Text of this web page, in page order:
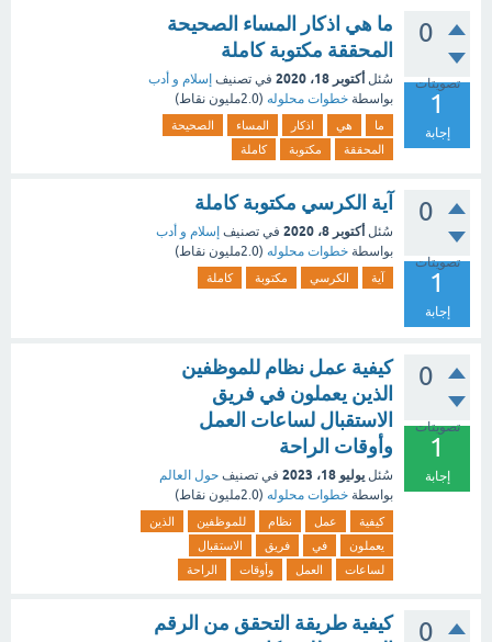
0
تصويتات
1
إجابة
ما هي اذكار المساء الصحيحة
المحققة مكتوبة كاملة
سُئل أكتوبر 18، 2020 في تصنيف إسلام و أدب
بواسطة خطوات محلوله (2.0مليون نقاط)
ما هي اذكار المساء
الصحيحة
المحققة
مكتوبة كاملة
0
تصويتات
1
إجابة
آية الكرسي مكتوبة كاملة
سُئل أكتوبر 8، 2020 في تصنيف إسلام و أدب
بواسطة خطوات محلوله (2.0مليون نقاط)
آية الكرسي مكتوبة كاملة
0
تصويتات
1
إجابة
كيفية عمل نظام للموظفين
الذين يعملون في فريق
الاستقبال لساعات العمل
وأوقات الراحة
سُئل يوليو 18، 2023 في تصنيف حول العالم
بواسطة خطوات محلوله (2.0مليون نقاط)
كيفية عمل نظام للموظفين
الذين
يعملون
في فريق
الاستقبال
لساعات
العمل وأوقات الراحة
0
كيفية طريقة التحقق من الرقم